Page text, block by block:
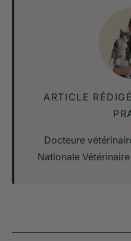
ARTICLE
Docteure
Nationale